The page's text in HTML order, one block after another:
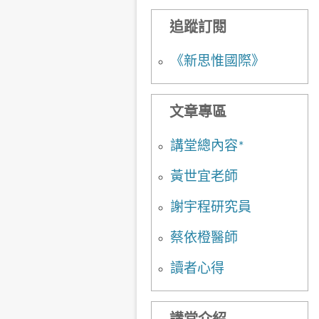
追蹤訂閱
《新思惟國際》
文章專區
講堂總內容*
黃世宜老師
謝宇程研究員
蔡依橙醫師
讀者心得